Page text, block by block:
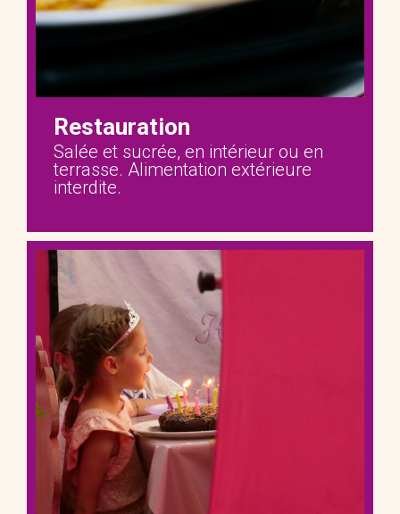
Restauration
Salée et sucrée, en intérieur ou en
terrasse. Alimentation extérieure
interdite.